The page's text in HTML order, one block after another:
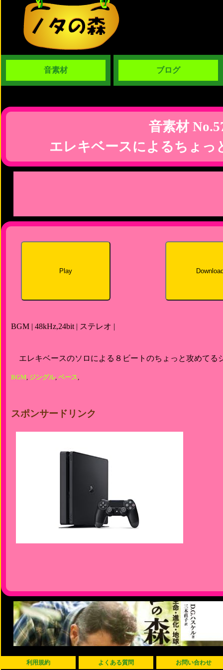
音素材 ブログ
音素材
エレキベースによるちょっ
Play
BGM | 48kHz,24bit | ステレオ |
エレキベースのソロによる８ビートのちょっと攻めてる
BGM, ジングル, ベース,
スポンサードリンク
利用規約 よくある質問 お問い合わせ